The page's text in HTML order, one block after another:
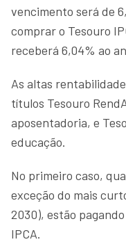
vencimento será de
comprar o Tesouro
receberá 6,04% ao
As altas
títulos Tesouro
aposentadoria, e
educação.
No primeiro caso,
exceção do mais
2030), estão
IPCA.